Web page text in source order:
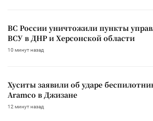
ВС России уничтожили пункты
ВСУ в ДНР и Херсонской области
10 минут назад
Хуситы заявили об ударе
Aramco в Джизане
12 минут назад